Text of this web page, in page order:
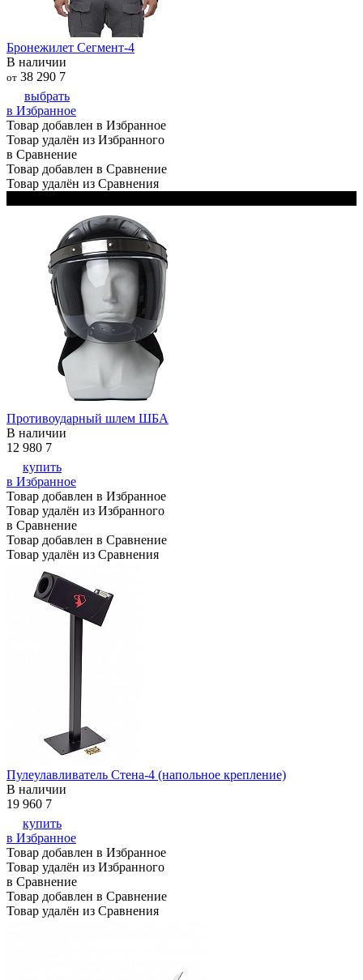
Бронежилет Сегмент-4
В наличии
от 38 290 7
выбрать
в Избранное
Товар добавлен в Избранное
Товар удалён из Избранного
в Сравнение
Товар добавлен в Сравнение
Товар удалён из Сравнения
Противоударный шлем ШБА
В наличии
12 980 7
купить
в Избранное
Товар добавлен в Избранное
Товар удалён из Избранного
в Сравнение
Товар добавлен в Сравнение
Товар удалён из Сравнения
Пулеулавливатель Стена-4 (напольное крепление)
В наличии
19 960 7
купить
в Избранное
Товар добавлен в Избранное
Товар удалён из Избранного
в Сравнение
Товар добавлен в Сравнение
Товар удалён из Сравнения